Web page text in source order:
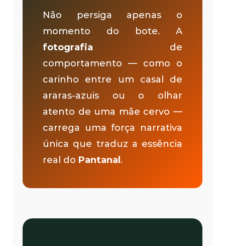
Não persiga apenas o
momento do bote. A
fotografia de
comportamento — como o
carinho entre um casal de
araras-azuis ou o olhar
atento de uma mãe cervo —
carrega uma força narrativa
única que traduz a essência
real do Pantanal .